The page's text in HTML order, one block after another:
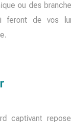
ou des
feront de vos
captivant